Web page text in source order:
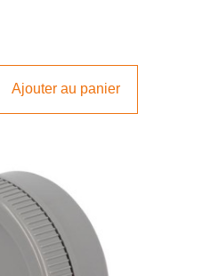
Ajouter au panier